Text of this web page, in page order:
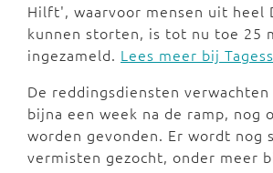
Hilft', waarvoor mensen uit heel
kunnen storten, is tot nu toe 25
ingezameld. Lees meer bij
De reddingsdiensten
bijna een week na de ramp, nog
worden gevonden. Er wordt nog
vermisten gezocht, onder meer